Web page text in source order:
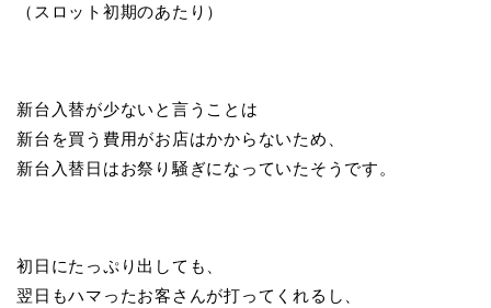
（スロット初期のあたり）
新台入替が少ないと言うことは
新台を買う費用がお店はかからないため、
新台入替日はお祭り騒ぎになっていたそうです。
初日にたっぷり出しても、
翌日もハマったお客さんが打ってくれるし、